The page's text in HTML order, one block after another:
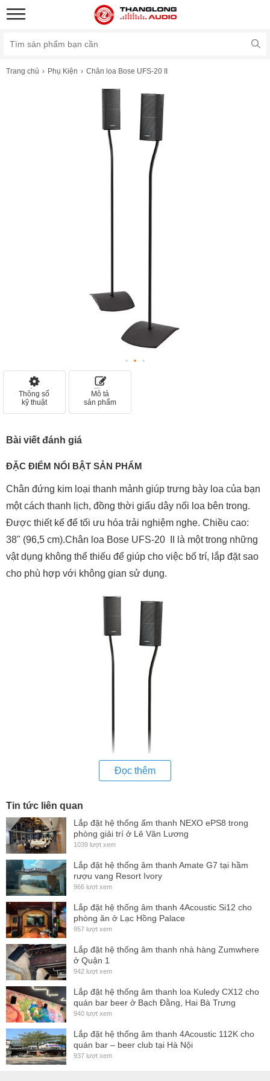
Trang chủ Phụ Kiện Chân loa Bose UFS-20 II
Thông số
kỹ thuật
Mô tả
sản phẩm
Bài viết đánh giá
ĐẶC ĐIỂM NỔI BẬT SẢN PHẨM
Chân đứng kim loại thanh mảnh giúp trưng bày loa của bạn
một cách thanh lịch, đồng thời giấu dây nối loa bên trong.
Được thiết kế để tối ưu hóa trải nghiệm nghe. Chiều cao:
38" (96,5 cm).Chân loa Bose UFS-20 II là một trong những
vật dụng không thể thiếu để giúp cho việc bố trí, lắp đặt sao
cho phù hợp với không gian sử dụng.
Chân loa Bose UFS-20được làm từ kim loại cao cấp nên có
độ bền cao.Đảm bảoloa được an toàn tuyệt đối.
Không những thế, chân loa còn được thiết kế để có thể giấu
được dây nối loa giúpđảm bảo
tính thẩm mĩ cũng như
Đọc thêm
Tin tức liên quan
Lắp đặt hệ thống ấm thanh NEXO ePS8 trong
phòng giải trí ở Lê Văn Lương
1039 lượt xem
Lắp đặt hệ thống âm thanh Amate G7 tại hầm
rượu vang Resort Ivory
966 lượt xem
Lắp đặt hệ thống âm thanh 4Acoustic Si12 cho
phòng ăn ở Lạc Hồng Palace
957 lượt xem
Lắp đặt hệ thống âm thanh nhà hàng Zumwhere
ở Quận 1
942 lượt xem
Lắp đặt hệ thống âm thanh loa Kuledy CX12 cho
quán bar beer ở Bạch Đằng, Hai Bà Trưng
940 lượt xem
Lắp đặt hệ thống âm thanh 4Acoustic 112K cho
quán bar – beer club tại Hà Nội
937 lượt xem